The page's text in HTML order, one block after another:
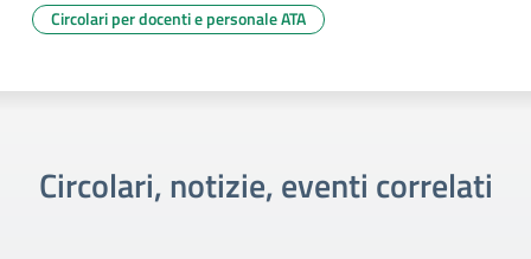
Circolari per docenti e personale ATA
Circolari, notizie, eventi correlati